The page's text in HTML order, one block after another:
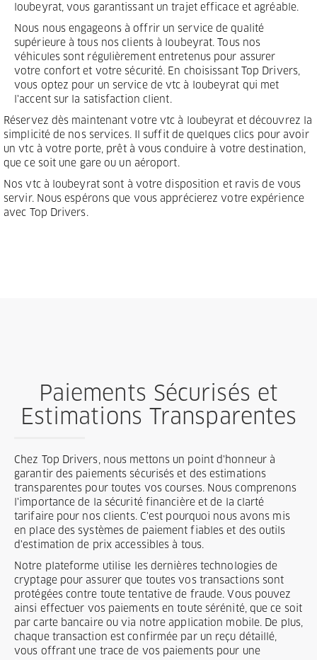
loubeyrat, vous garantissant un trajet efficace et agréable.
Nous nous engageons à offrir un service de qualité
supérieure à tous nos clients à loubeyrat. Tous nos
véhicules sont régulièrement entretenus pour assurer
votre confort et votre sécurité. En choisissant Top Drivers,
vous optez pour un service de vtc à loubeyrat qui met
l'accent sur la satisfaction client.
Réservez dès maintenant votre vtc à loubeyrat et découvrez la
simplicité de nos services. Il suffit de quelques clics pour avoir
un vtc à votre porte, prêt à vous conduire à votre destination,
que ce soit une gare ou un aéroport.
Nos vtc à loubeyrat sont à votre disposition et ravis de vous
servir. Nous espérons que vous apprécierez votre expérience
avec Top Drivers.
Paiements Sécurisés et
Estimations Transparentes
Chez Top Drivers, nous mettons un point d'honneur à
garantir des paiements sécurisés et des estimations
transparentes pour toutes vos courses. Nous comprenons
l'importance de la sécurité financière et de la clarté
tarifaire pour nos clients. C'est pourquoi nous avons mis
en place des systèmes de paiement fiables et des outils
d'estimation de prix accessibles à tous.
Notre plateforme utilise les dernières technologies de
cryptage pour assurer que toutes vos transactions sont
protégées contre toute tentative de fraude. Vous pouvez
ainsi effectuer vos paiements en toute sérénité, que ce soit
par carte bancaire ou via notre application mobile. De plus,
chaque transaction est confirmée par un reçu détaillé,
vous offrant une trace de vos paiements pour une